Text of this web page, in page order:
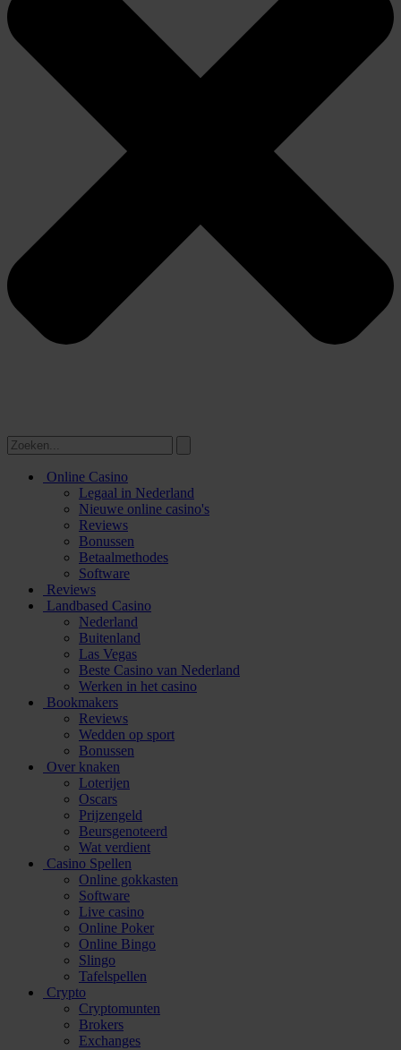
Online Casino
Legaal in Nederland
Nieuwe online casino's
Reviews
Bonussen
Betaalmethodes
Software
Reviews
Landbased Casino
Nederland
Buitenland
Las Vegas
Beste Casino van Nederland
Werken in het casino
Bookmakers
Reviews
Wedden op sport
Bonussen
Over knaken
Loterijen
Oscars
Prijzengeld
Beursgenoteerd
Wat verdient
Casino Spellen
Online gokkasten
Software
Live casino
Online Poker
Online Bingo
Slingo
Tafelspellen
Crypto
Cryptomunten
Brokers
Exchanges